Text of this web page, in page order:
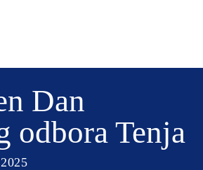
Dan
odbora Tenja